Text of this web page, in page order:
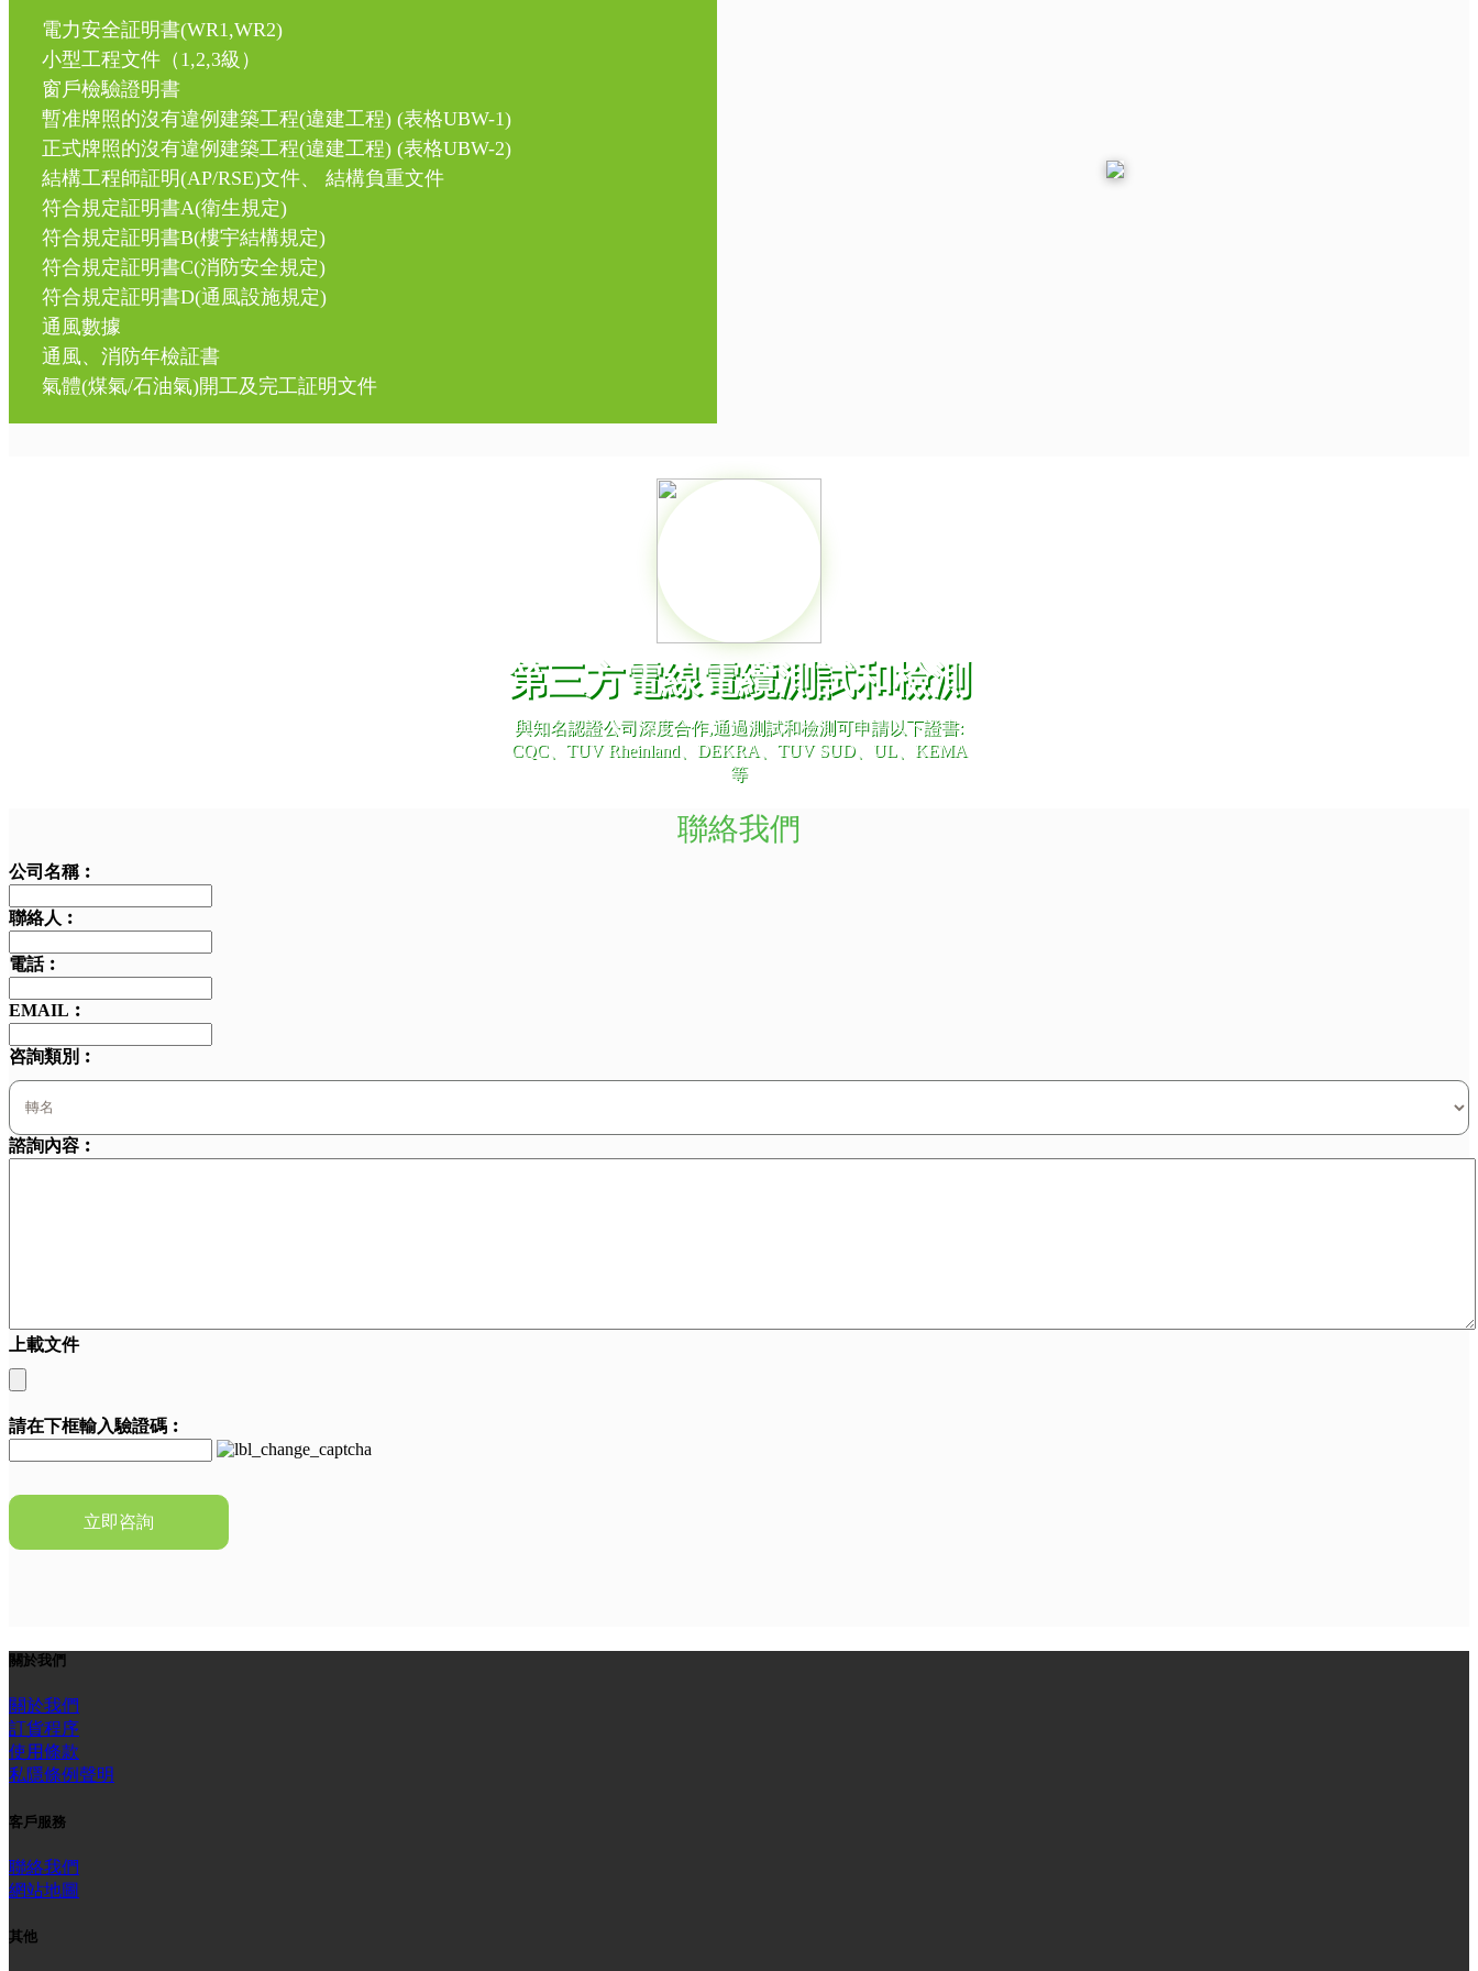
電力安全証明書(WR1,WR2)
小型工程文件（1,2,3級）
窗戶檢驗證明書
暫准牌照的沒有違例建築工程(違建工程) (表格UBW-1)
正式牌照的沒有違例建築工程(違建工程) (表格UBW-2)
結構工程師証明(AP/RSE)文件、 結構負重文件
符合規定証明書A(衛生規定)
符合規定証明書B(樓宇結構規定)
符合規定証明書C(消防安全規定)
符合規定証明書D(通風設施規定)
通風數據
通風、消防年檢証書
氣體(煤氣/石油氣)開工及完工証明文件
第三方電線電纜測試和檢測
與知名認證公司深度合作,通過測試和檢測可申請以下證書:
CQC、TUV Rheinland、DEKRA、TUV SUD、UL、KEMA
等
聯絡我們
公司名稱︰
聯絡人︰
電話︰
EMAIL︰
咨詢類別︰
諮詢內容︰
上載文件
請在下框輸入驗證碼︰
關於我們
關於我們
訂貨程序
使用條款
私隱條例聲明
客戶服務
聯絡我們
網站地圖
其他